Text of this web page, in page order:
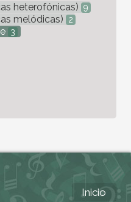
heterofónicas) 9
melódicas) 2
3
Inicio